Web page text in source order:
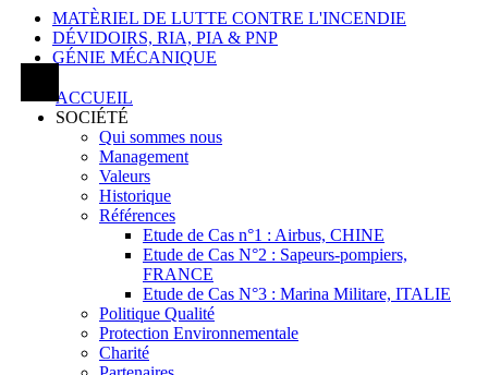
MATÈRIEL DE LUTTE CONTRE L'INCENDIE
DÉVIDOIRS, RIA, PIA & PNP
GÉNIE MÉCANIQUE
ACCUEIL
SOCIÉTÉ
Qui sommes nous
Management
Valeurs
Historique
Références
Etude de Cas n°1 : Airbus, CHINE
Etude de Cas N°2 : Sapeurs-pompiers,
FRANCE
Etude de Cas N°3 : Marina Militare, ITALIE
Politique Qualité
Protection Environnementale
Charité